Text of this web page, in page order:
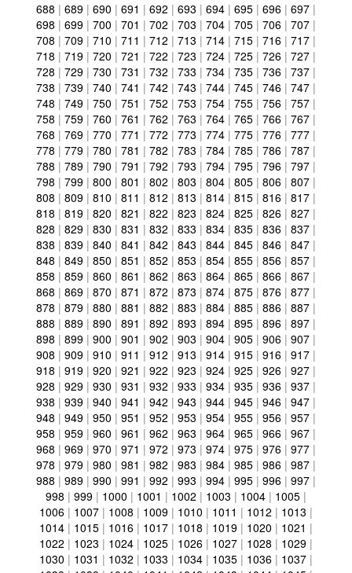
688 | 689 | 690 | 691 | 692 | 693 | 694 | 695 | 696 | 697 |
698 | 699 | 700 | 701 | 702 | 703 | 704 | 705 | 706 | 707 |
708 | 709 | 710 | 711 | 712 | 713 | 714 | 715 | 716 | 717 |
718 | 719 | 720 | 721 | 722 | 723 | 724 | 725 | 726 | 727 |
728 | 729 | 730 | 731 | 732 | 733 | 734 | 735 | 736 | 737 |
738 | 739 | 740 | 741 | 742 | 743 | 744 | 745 | 746 | 747 |
748 | 749 | 750 | 751 | 752 | 753 | 754 | 755 | 756 | 757 |
758 | 759 | 760 | 761 | 762 | 763 | 764 | 765 | 766 | 767 |
768 | 769 | 770 | 771 | 772 | 773 | 774 | 775 | 776 | 777 |
778 | 779 | 780 | 781 | 782 | 783 | 784 | 785 | 786 | 787 |
788 | 789 | 790 | 791 | 792 | 793 | 794 | 795 | 796 | 797 |
798 | 799 | 800 | 801 | 802 | 803 | 804 | 805 | 806 | 807 |
808 | 809 | 810 | 811 | 812 | 813 | 814 | 815 | 816 | 817 |
818 | 819 | 820 | 821 | 822 | 823 | 824 | 825 | 826 | 827 |
828 | 829 | 830 | 831 | 832 | 833 | 834 | 835 | 836 | 837 |
838 | 839 | 840 | 841 | 842 | 843 | 844 | 845 | 846 | 847 |
848 | 849 | 850 | 851 | 852 | 853 | 854 | 855 | 856 | 857 |
858 | 859 | 860 | 861 | 862 | 863 | 864 | 865 | 866 | 867 |
868 | 869 | 870 | 871 | 872 | 873 | 874 | 875 | 876 | 877 |
878 | 879 | 880 | 881 | 882 | 883 | 884 | 885 | 886 | 887 |
888 | 889 | 890 | 891 | 892 | 893 | 894 | 895 | 896 | 897 |
898 | 899 | 900 | 901 | 902 | 903 | 904 | 905 | 906 | 907 |
908 | 909 | 910 | 911 | 912 | 913 | 914 | 915 | 916 | 917 |
918 | 919 | 920 | 921 | 922 | 923 | 924 | 925 | 926 | 927 |
928 | 929 | 930 | 931 | 932 | 933 | 934 | 935 | 936 | 937 |
938 | 939 | 940 | 941 | 942 | 943 | 944 | 945 | 946 | 947 |
948 | 949 | 950 | 951 | 952 | 953 | 954 | 955 | 956 | 957 |
958 | 959 | 960 | 961 | 962 | 963 | 964 | 965 | 966 | 967 |
968 | 969 | 970 | 971 | 972 | 973 | 974 | 975 | 976 | 977 |
978 | 979 | 980 | 981 | 982 | 983 | 984 | 985 | 986 | 987 |
988 | 989 | 990 | 991 | 992 | 993 | 994 | 995 | 996 | 997 |
998 | 999 | 1000 | 1001 | 1002 | 1003 | 1004 | 1005 |
1006 | 1007 | 1008 | 1009 | 1010 | 1011 | 1012 | 1013 |
1014 | 1015 | 1016 | 1017 | 1018 | 1019 | 1020 | 1021 |
1022 | 1023 | 1024 | 1025 | 1026 | 1027 | 1028 | 1029 |
1030 | 1031 | 1032 | 1033 | 1034 | 1035 | 1036 | 1037 |